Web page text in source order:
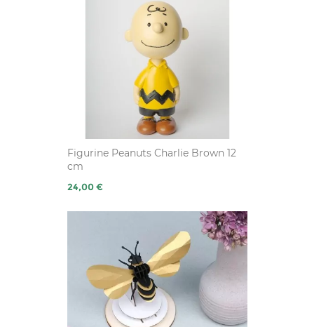
Figurine Peanuts Charlie Brown 12
cm
Prix
24,00 €